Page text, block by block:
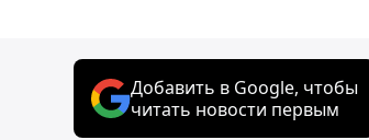
Добавить в Google, чтобы
читать новости первым